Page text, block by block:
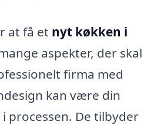
at få et nyt køkken i
aspekter, der skal
firma med
kan være din
processen. De tilbyder